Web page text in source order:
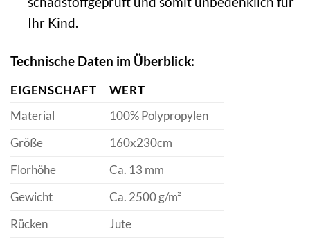
Ihr Kind.
Technische Daten im Überblick:
EIGENSCHAFT
WERT
Material
100% Polypropylen
Größe
160x230cm
Florhöhe
Ca. 13 mm
Gewicht
Ca. 2500 g/m²
Rücken
Jute